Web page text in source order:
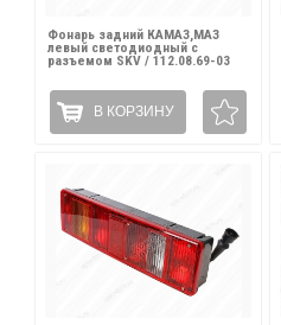
Фонарь задний КАМАЗ,МАЗ
левый светодиодный с
разъемом SKV / 112.08.69-03
В КОРЗИНУ